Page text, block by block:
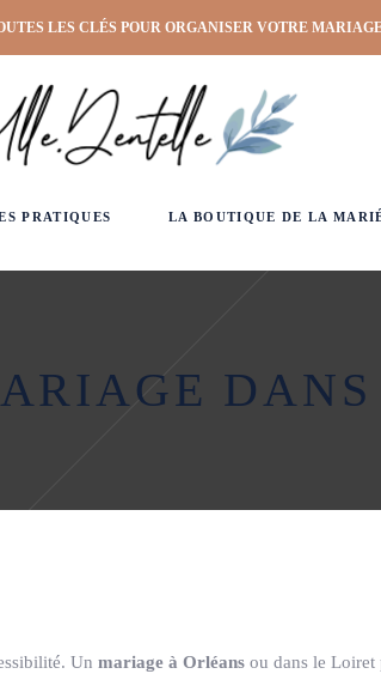
LES CLÉS POUR ORGANISER VOTRE
PRATIQUES LA BOUTIQUE DE LA
Un mariage à Orléans ou dans le Loiret